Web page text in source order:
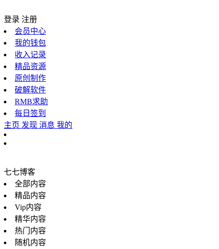
登录 注册
会员中心
我的钱包
收入记录
精品资源
原创制作
破解软件
RMB求助
每日签到
主页 发现 消息 我的
七七博客
全部内容
精品内容
Vip内容
精华内容
热门内容
随机内容